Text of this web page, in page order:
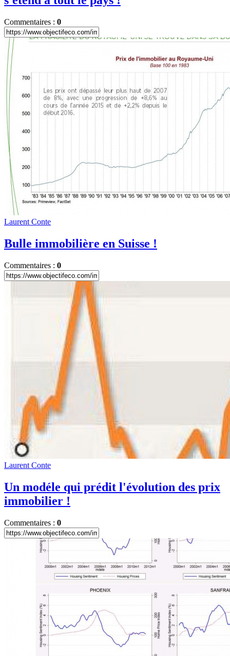
Commentaires : 0
Laurent Conte
Bulle immobilière en Suisse !
Commentaires : 0
Laurent Conte
Un modéle qui prédit l'évolution des prix
immobilier !
Commentaires : 0